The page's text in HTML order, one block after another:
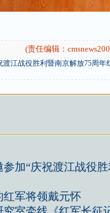
(责任编辑：
江战役胜利暨南京解放75周年
加“庆祝渡江战役
军将领戴元怀